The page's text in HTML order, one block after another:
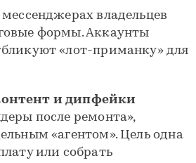
владельцев
формы. Аккаунты
«лот-приманку» для
и дипфейки
после ремонта»,
«агентом». Цель одна
или собрать